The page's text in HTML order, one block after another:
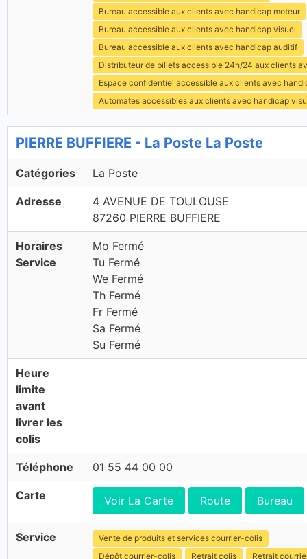
Bureau accessible aux clients avec handicap moteur
Bureau accessible aux clients avec handicap visuel
Bureau accessible aux clients avec handicap auditif
Distributeur de billets accessible 24h/24 aux clients
Espace confidentiel accessible aux clients avec
Automates accessibles aux clients avec handicap
PIERRE BUFFIERE - La Poste La Poste
Catégories La Poste
Adresse
4 AVENUE DE TOULOUSE
87260 PIERRE BUFFIERE
Horaires
Service
Mo Fermé
Tu Fermé
We Fermé
Th Fermé
Fr Fermé
Sa Fermé
Su Fermé
Heure
limite
avant
livrer les
colis
Téléphone 01 55 44 00 00
Carte Voir La Carte Route Bureau
Service
Vente de produits et services courrier-colis
Dépôt courrier-colis
Retrait colis Retrait